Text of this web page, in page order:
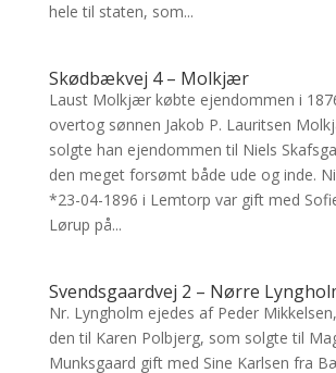
hele til staten, som...
Skødbækvej 4 – Molkjær
Laust Molkjær købte ejendommen i
overtog sønnen Jakob P. Lauritsen
solgte han ejendommen til Niels
den meget forsømt både ude og inde.
*23-04-1896 i Lemtorp var gift med
Lørup på...
Svendsgaardvej 2 – Nørre
Nr. Lyngholm ejedes af Peder
den til Karen Polbjerg, som solgte til
Munksgaard gift med Sine Karlsen fra